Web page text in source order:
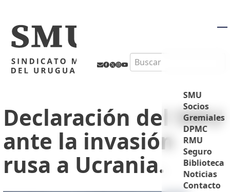
Search
SMU
Socios
Gremiales
DPMC
RMU
Seguro
Biblioteca
Noticias
Contacto
Declaración del SMU
ante la invasión
rusa a Ucrania.